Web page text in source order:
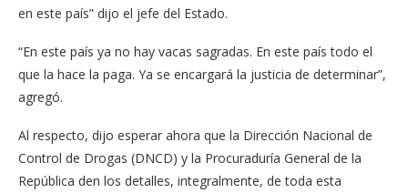
en este país” dijo el jefe del Estado.
“En este país ya no hay va­cas sagradas. En este país to­do el
que la hace la paga. Ya se encargará la justicia de determinar”,
agregó.
Al respecto, dijo esperar ahora que la Dirección Na­cional de
Control de Drogas (DNCD) y la Procuraduría General de la
República den los detalles, integralmente, de toda esta